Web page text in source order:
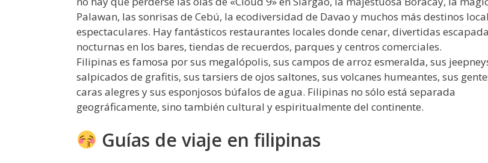
Palawan, las sonrisas de Cebú, la ecodiversidad de Davao y muchos más destinos
espectaculares. Hay fantásticos restaurantes locales donde cenar, divertidas
nocturnas en los bares, tiendas de recuerdos, parques y centros comerciales.
Filipinas es famosa por sus megalópolis, sus campos de arroz esmeralda, sus
salpicados de grafitis, sus tarsiers de ojos saltones, sus volcanes humeantes, sus
caras alegres y sus esponjosos búfalos de agua. Filipinas no sólo está separada
geográficamente, sino también cultural y espiritualmente del continente.
Guías de viaje en filipinas